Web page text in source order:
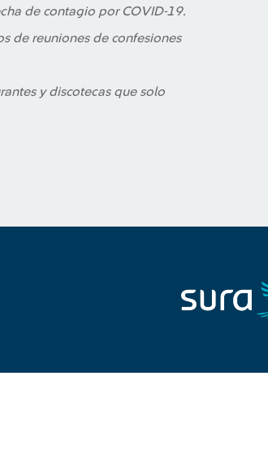
de contagio por COVID-19.
de reuniones de confesiones
y discotecas que solo